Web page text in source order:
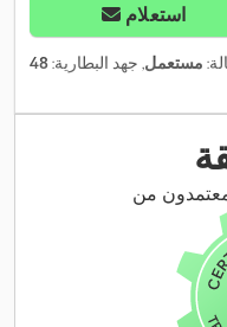
استعلام
مستعمل, جهد البطارية: